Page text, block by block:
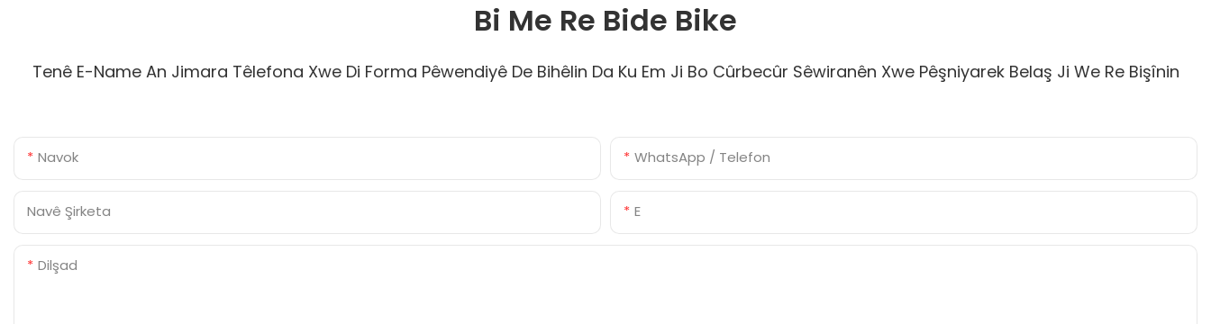
Bi Me Re Bide Bike
Tenê E-Name An Jimara Têlefona Xwe Di Forma Pêwendiyê De Bihêlin Da Ku Em Ji Bo Cûrbecûr Sêwiranên Xwe Pêşniyarek Belaş Ji We Re Bişînin
Navok WhatsApp / Telefon
Navê Şirketa E
Dilşad